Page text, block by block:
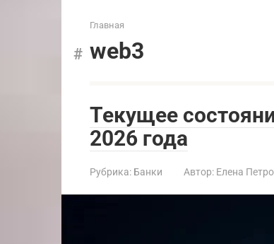
Главная
web3
Текущее
2026 года
Рубрика: Банки Автор: Елена